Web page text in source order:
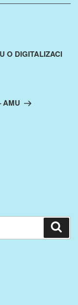
O DIGITALIZACI
AMU